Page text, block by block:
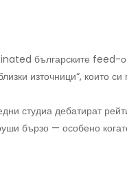
българските feed-
източници“, които си
студиа дебатират
бързо — особено